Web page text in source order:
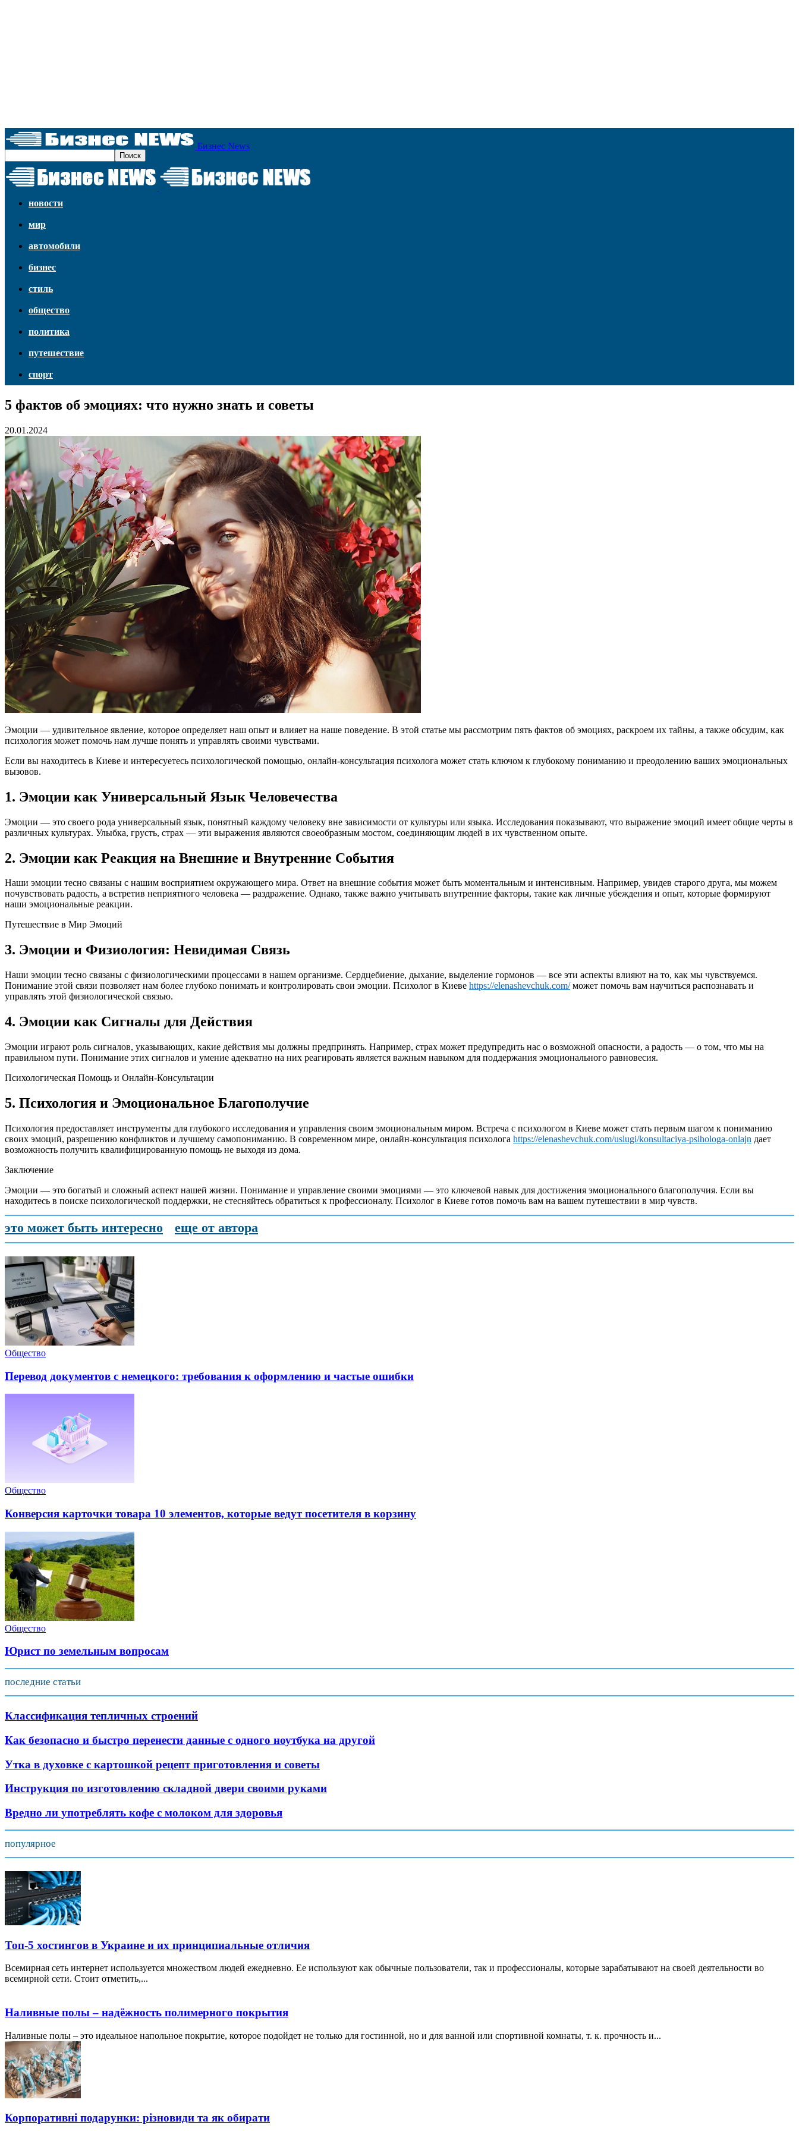
Бизнес News
новости
мир
автомобили
бизнес
стиль
общество
политика
путешествие
спорт
5 фактов об эмоциях: что нужно знать и советы
20.01.2024
Эмоции — удивительное явление, которое определяет наш опыт и влияет на наше поведение. В этой статье мы рассмотрим пять фактов об эмоциях, раскроем их тайны, а также обсудим, как
психология может помочь нам лучше понять и управлять своими чувствами.
Если вы находитесь в Киеве и интересуетесь психологической помощью, онлайн-консультация психолога может стать ключом к глубокому пониманию и преодолению ваших эмоциональных
вызовов.
1. Эмоции как Универсальный Язык Человечества
Эмоции — это своего рода универсальный язык, понятный каждому человеку вне зависимости от культуры или языка. Исследования показывают, что выражение эмоций имеет общие черты в
различных культурах. Улыбка, грусть, страх — эти выражения являются своеобразным мостом, соединяющим людей в их чувственном опыте.
2. Эмоции как Реакция на Внешние и Внутренние События
Наши эмоции тесно связаны с нашим восприятием окружающего мира. Ответ на внешние события может быть моментальным и интенсивным. Например, увидев старого друга, мы можем
почувствовать радость, а встретив неприятного человека — раздражение. Однако, также важно учитывать внутренние факторы, такие как личные убеждения и опыт, которые формируют
наши эмоциональные реакции.
Путешествие в Мир Эмоций
3. Эмоции и Физиология: Невидимая Связь
Наши эмоции тесно связаны с физиологическими процессами в нашем организме. Сердцебиение, дыхание, выделение гормонов — все эти аспекты влияют на то, как мы чувствуемся.
Понимание этой связи позволяет нам более глубоко понимать и контролировать свои эмоции. Психолог в Киеве https://elenashevchuk.com/может помочь вам научиться распознавать и
управлять этой физиологической связью.
4. Эмоции как Сигналы для Действия
Эмоции играют роль сигналов, указывающих, какие действия мы должны предпринять. Например, страх может предупредить нас о возможной опасности, а радость — о том, что мы на
правильном пути. Понимание этих сигналов и умение адекватно на них реагировать является важным навыком для поддержания эмоционального равновесия.
Психологическая Помощь и Онлайн-Консультации
5. Психология и Эмоциональное Благополучие
Психология предоставляет инструменты для глубокого исследования и управления своим эмоциональным миром. Встреча с психологом в Киеве может стать первым шагом к пониманию
своих эмоций, разрешению конфликтов и лучшему самопониманию. В современном мире, онлайн-консультация психолога https://elenashevchuk.com/uslugi/konsultaciya-psihologa-onlajn дает
возможность получить квалифицированную помощь не выходя из дома.
Заключение
Эмоции — это богатый и сложный аспект нашей жизни. Понимание и управление своими эмоциями — это ключевой навык для достижения эмоционального благополучия. Если вы
находитесь в поиске психологической поддержки, не стесняйтесь обратиться к профессионалу. Психолог в Киеве готов помочь вам на вашем путешествии в мир чувств.
это может быть интересно еще от автора
Общество
Перевод документов с немецкого: требования к оформлению и частые ошибки
Общество
Конверсия карточки товара 10 элементов, которые ведут посетителя в корзину
Общество
Юрист по земельным вопросам
последние статьи
Классификация тепличных строений
Как безопасно и быстро перенести данные с одного ноутбука на другой
Утка в духовке с картошкой рецепт приготовления и советы
Инструкция по изготовлению складной двери своими руками
Вредно ли употреблять кофе с молоком для здоровья
популярное
Топ-5 хостингов в Украине и их принципиальные отличия
Всемирная сеть интернет используется множеством людей ежедневно. Ее используют как обычные пользователи, так и профессионалы, которые зарабатывают на своей деятельности во
всемирной сети. Стоит отметить,...
Наливные полы – надёжность полимерного покрытия
Наливные полы – это идеальное напольное покрытие, которое подойдет не только для гостинной, но и для ванной или спортивной комнаты, т. к. прочность и...
Корпоративні подарунки: різновиди та як обирати